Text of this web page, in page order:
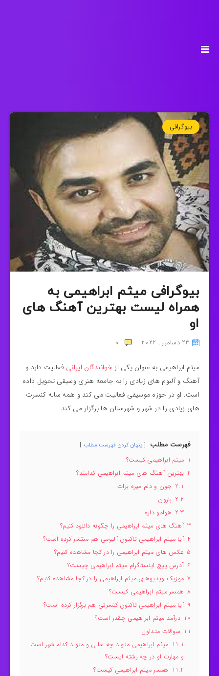
بیوگرافی
بیوگرافی میثم ابراهیمی به
همراه لیست بهترین آهنگ های
او
23 دسامبر , 2022 0
میثم ابراهیمی به عنوان یکی از خوانندگان ایرانی فعالیت دارد و
آهنگ و آلبوم های زیادی را به جامعه هنری وسیقی تحویل داده
است. او در حوزه موسیقی فعالیت می کند و همه ساله کنسرت
های زیادی را در شهر و شهرستان ها برگزار می کند.
فهرست مطلب پنهان کردن فهرست مطلب
1 میثم ابراهیمی کیست؟
2 بهترین آهنگ های میثم ابراهیمی کدامند؟
2.1 جون و دلم میره برات
2.2 بارون
2.3 هوامو داره
3 آهنگ های میثم ابراهیمی را چگونه دانلود کنیم؟
4 آیا میثم ابراهیمی تاکنون آلبومی هم منتشر کرده است؟
5 عکس های میثم ابراهیمی را در کجا مشاهده کنیم؟
6 آدرس پیج اینستاگرام میثم ابراهیمی چیست؟
7 موزیک ویدیوهای میثم ابراهیمی را در کجا مشاهده کنیم؟
8 همسر میثم ابراهیمی کیست؟
9 آیا میثم ابراهیمی تاکنون کنسرتی هم برگزار کرده است؟
10 درآمد میثم ابراهیمی چقدر است؟
11 سوالات متداول
11.1 میثم ابراهیمی متولد چه سالی و متولد کدام شهر است
و مهارت او در چه رشته ایست؟
11.2 همسر میثم ابراهیمی کیست؟